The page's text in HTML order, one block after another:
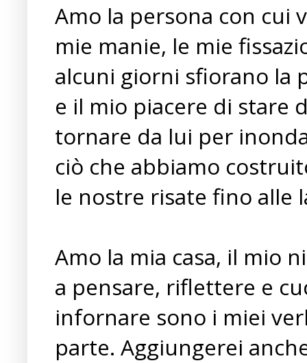
Amo la persona con cui
mie manie, le mie
alcuni giorni sfiorano la
e il mio piacere di stare
tornare da lui per
ciò che abbiamo
le nostre risate fino alle
Amo la mia casa, il mio
a pensare, riflettere e
infornare sono i miei
parte. Aggiungerei